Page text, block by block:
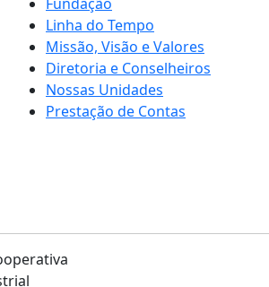
Linha do Tempo
Missão, Visão e Valores
Diretoria e Conselheiros
Nossas Unidades
Prestação de Contas